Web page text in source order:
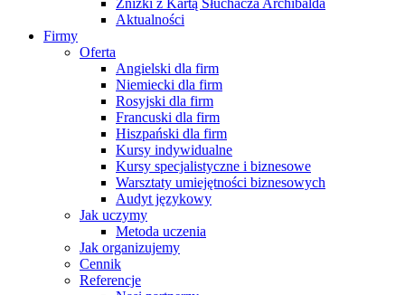
Zniżki z Kartą Słuchacza Archibalda
Aktualności
Firmy
Oferta
Angielski dla firm
Niemiecki dla firm
Rosyjski dla firm
Francuski dla firm
Hiszpański dla firm
Kursy indywidualne
Kursy specjalistyczne i biznesowe
Warsztaty umiejętności biznesowych
Audyt językowy
Jak uczymy
Metoda uczenia
Jak organizujemy
Cennik
Referencje